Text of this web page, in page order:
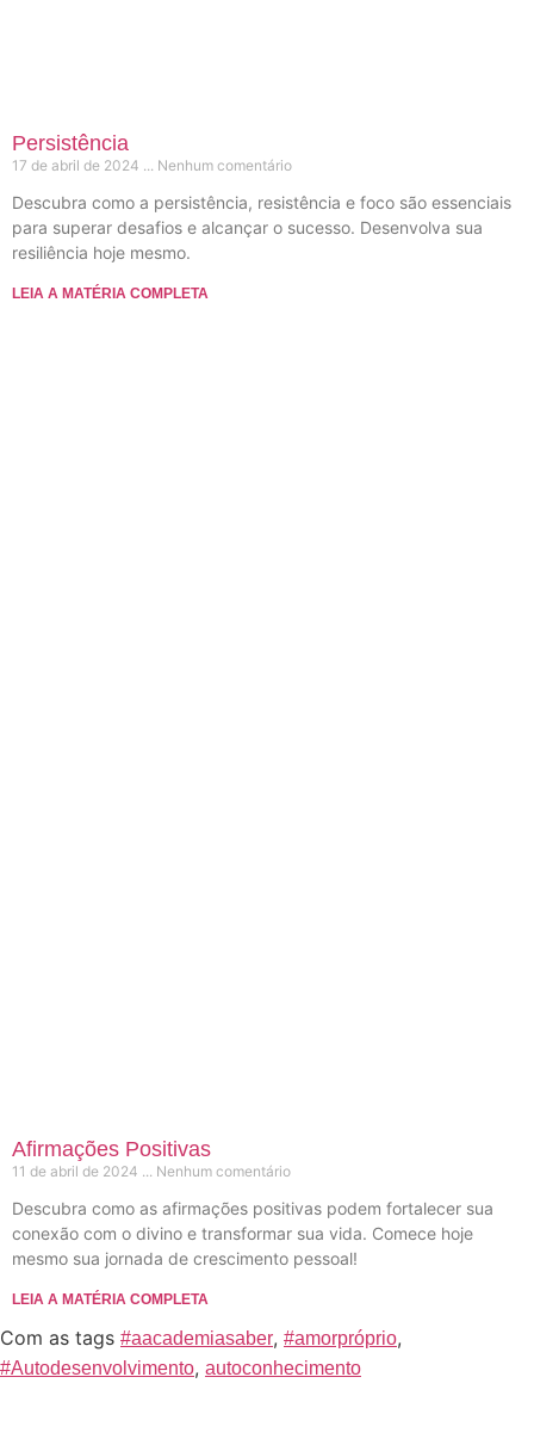
Persistência
17 de abril de 2024 Nenhum comentário
Descubra como a persistência, resistência e foco são essenciais
para superar desafios e alcançar o sucesso. Desenvolva sua
resiliência hoje mesmo.
LEIA A MATÉRIA COMPLETA
Afirmações Positivas
11 de abril de 2024 Nenhum comentário
Descubra como as afirmações positivas podem fortalecer sua
conexão com o divino e transformar sua vida. Comece hoje
mesmo sua jornada de crescimento pessoal!
LEIA A MATÉRIA COMPLETA
Com as tags #aacademiasaber, #amorpróprio,
#Autodesenvolvimento, autoconhecimento